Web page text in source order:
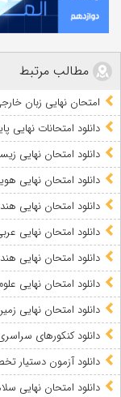
مطالب مرتبط
امتحان نهایی زبان خارجی 2 پایه یازدهم تیر و مرداد 1405 +
دانلود امتحانات نهایی
دانلود امتحان نهایی زیست شناسی 2 پایه
دانلود امتحان نهایی هویت
دانلود امتحان نهایی هندسه 2 پایه یازدهم تیر
دانلود امتحان نهایی عربی 3 پایه دوازدهم تیر 1405 +
دانلود امتحان نهایی هندسه 3 پایه دوازدهم
دانلود امتحان نهایی علوم و فنون ادبی
دانلود امتحان نهایی
دانلود کنکورهای سراسری
دانلود آزمون دستیار تخصصی
دانلود امتحان نهایی سلامت